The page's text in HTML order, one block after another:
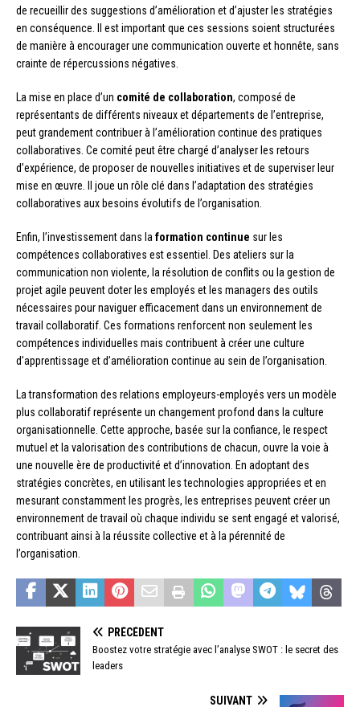
de recueillir des suggestions d’amélioration et d’ajuster les stratégies
en conséquence. Il est important que ces sessions soient structurées
de manière à encourager une communication ouverte et honnête, sans
crainte de répercussions négatives.
La mise en place d’un comité de collaboration, composé de
représentants de différents niveaux et départements de l’entreprise,
peut grandement contribuer à l’amélioration continue des pratiques
collaboratives. Ce comité peut être chargé d’analyser les retours
d’expérience, de proposer de nouvelles initiatives et de superviser leur
mise en œuvre. Il joue un rôle clé dans l’adaptation des stratégies
collaboratives aux besoins évolutifs de l’organisation.
Enfin, l’investissement dans la formation continue sur les
compétences collaboratives est essentiel. Des ateliers sur la
communication non violente, la résolution de conflits ou la gestion de
projet agile peuvent doter les employés et les managers des outils
nécessaires pour naviguer efficacement dans un environnement de
travail collaboratif. Ces formations renforcent non seulement les
compétences individuelles mais contribuent à créer une culture
d’apprentissage et d’amélioration continue au sein de l’organisation.
La transformation des relations employeurs-employés vers un modèle
plus collaboratif représente un changement profond dans la culture
organisationnelle. Cette approche, basée sur la confiance, le respect
mutuel et la valorisation des contributions de chacun, ouvre la voie à
une nouvelle ère de productivité et d’innovation. En adoptant des
stratégies concrètes, en utilisant les technologies appropriées et en
mesurant constamment les progrès, les entreprises peuvent créer un
environnement de travail où chaque individu se sent engagé et valorisé,
contribuant ainsi à la réussite collective et à la pérennité de
l’organisation.
PRÉCÉDENT
Boostez votre stratégie avec l’analyse SWOT : le secret des
leaders
SUIVANT